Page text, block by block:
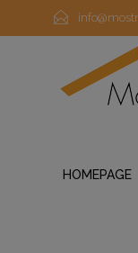
HOMEPAGE